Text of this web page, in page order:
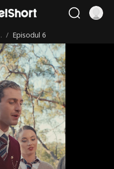
/ Episodul 6